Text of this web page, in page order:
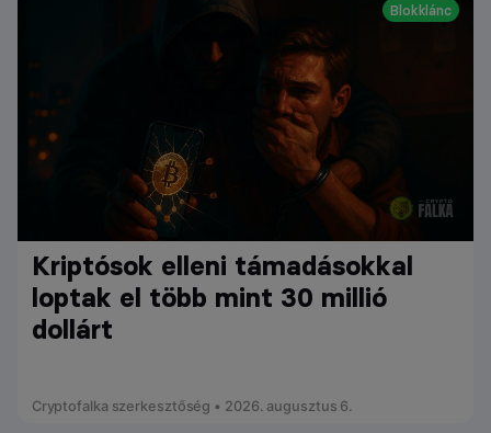
Blokklánc
Kriptósok elleni támadásokkal
loptak el több mint 30 millió
dollárt
Cryptofalka szerkesztőség • 2026. augusztus 6.